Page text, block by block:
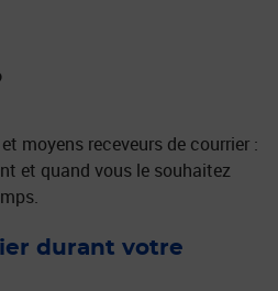
moyens receveurs de courrier :
et quand vous le souhaitez
durant votre